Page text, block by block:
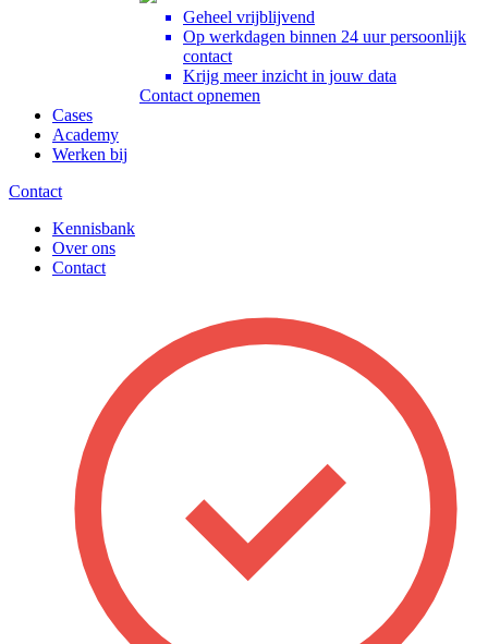
Geheel vrijblijvend
Op werkdagen binnen 24 uur persoonlijk
contact
Krijg meer inzicht in jouw data
Contact opnemen
Cases
Academy
Werken bij
Contact
Kennisbank
Over ons
Contact